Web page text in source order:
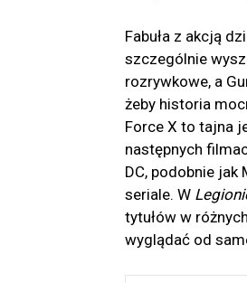
Fabuła z akcją
szczególnie
rozrywkowe, a
żeby historia
Force X to tajna
następnych
DC, podobnie
seriale. W
tytułów w
wyglądać od